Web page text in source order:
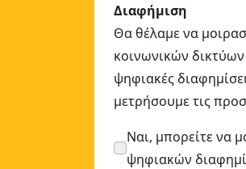
Διαφήμιση
Θα θέλαμε να
κοινωνικών
ψηφιακές
μετρήσουμε τις
Ναι, μπορείτε να
ψηφιακών